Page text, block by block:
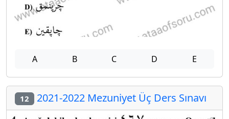
A B C D E
12 2021-2022 Mezuniyet Üç Ders Sınavı